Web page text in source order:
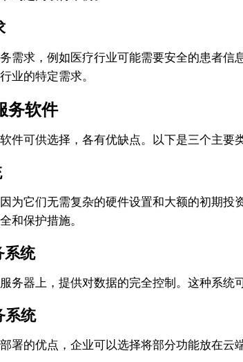
需求，例如医疗行业可能需要安全的患者
业的特定需求。
务软件
件可供选择，各有优缺点。以下是三个主要
为它们无需复杂的硬件设置和大额的初期
和保护措施。
系统
务器上，提供对数据的完全控制。这种系统
系统
署的优点，企业可以选择将部分功能放在